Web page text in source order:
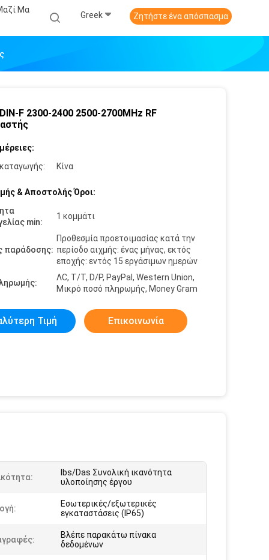
Μα
Greek Ζητήστε ένα απόσπασμα
F 2300-2400 2500-2700MHz RF
Κίνα
& Αποστολής Όροι:
min:
1 κομμάτι
παράδοσης:
Προθεσμία προετοιμασίας κατά την
περίοδο αιχμής: ένας μήνας, εκτός
εποχής: εντός 15 εργάσιμων ημερών
ΛC, T/T, D/P, PayPal, Western Union,
Μικρό ποσό πληρωμής, Money Gram
Τιμή Επικοινωνία
Ibs/Das Συνολική ικανότητα
υλοποίησης έργου
Εσωτερικές/εξωτερικές
εγκαταστάσεις (IP65)
Βλέπε παρακάτω πίνακα
δεδομένων